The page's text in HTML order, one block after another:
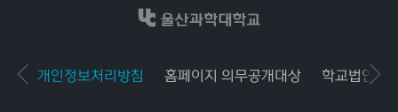
개인정보처리방침 홈페이지 의무공개대상 학교법인공